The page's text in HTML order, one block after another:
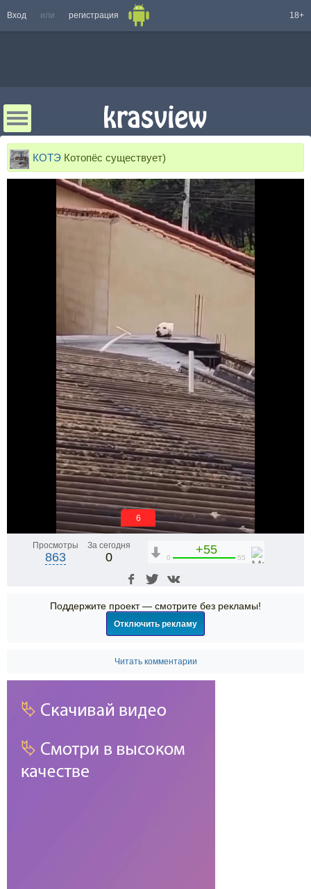
Вход или регистрация 18+
КОТЭ Котопёс существует)
6
Просмотры
863
За сегодня
0
+55
0 55
Поддержите проект — смотрите без рекламы!
Отключить рекламу
Читать комментарии